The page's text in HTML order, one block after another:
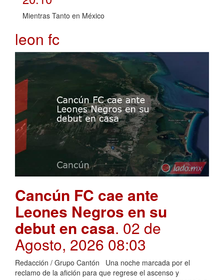
Mientras Tanto en México
leon fc
Cancún FC cae ante
Leones Negros en su
debut en casa. 02 de
Agosto, 2026 08:03
Redacción / Grupo Cantón Una noche marcada por el
reclamo de la afición para que regrese el ascenso y